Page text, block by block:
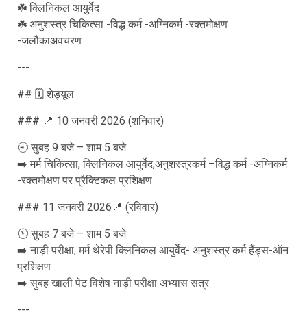
☘️ क्लिनिकल आयुर्वेद
☘️ अनुशस्त्र चिकित्सा -विद्ध कर्म -अग्निकर्म -रक्तमोक्षण
-जलौकाअवचरण
---
## 🗓️ शेड्यूल
### 📍 10 जनवरी 2026 (शनिवार)
🕘 सुबह 9 बजे – शाम 5 बजे
➡️ मर्म चिकित्सा, क्लिनिकल आयुर्वेद,अनुशस्त्रकर्म –विद्ध कर्म -अग्निकर्म
-रक्तमोक्षण पर प्रैक्टिकल प्रशिक्षण
### 11 जनवरी 2026📍 (रविवार)
🕚 सुबह 7 बजे – शाम 5 बजे
➡️ नाड़ी परीक्षा, मर्म थेरेपी क्लिनिकल आयुर्वेद- अनुशस्त्र कर्म हैंड्स-ऑन
प्रशिक्षण
➡️ सुबह खाली पेट विशेष नाड़ी परीक्षा अभ्यास सत्र
---